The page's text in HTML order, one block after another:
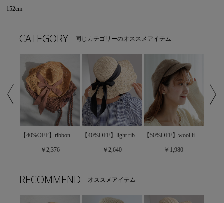
152cm
CATEGORY 同じカテゴリーのオススメアイテム
【40%OFF】ribbon hat ～リボンハット
￥2,376
【40%OFF】light ribbon hat ～ﾗｲﾄﾘﾎﾞﾝﾊｯﾄ
￥2,640
【50%OFF】wool like casquette～ｳｰﾙﾗｲｸｷｬｽｹｯﾄ
￥1,980
RECOMMEND オススメアイテム